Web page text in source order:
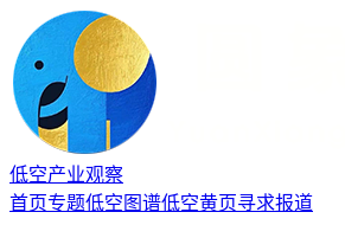
低空产业观察
首页专题低空图谱低空黄页寻求报道